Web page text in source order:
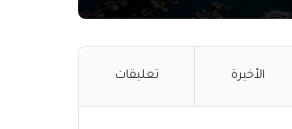
الأخيرة تعليقات